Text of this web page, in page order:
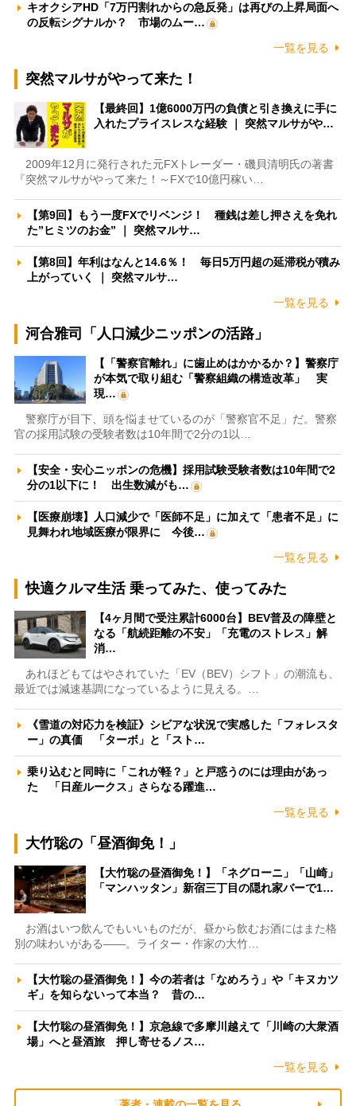
キオクシアHD「7万円割れからの急反発」は再びの上昇局面へ
の反転シグナルか？ 市場のムー…
一覧を見る
突然マルサがやって来た！
【最終回】1億6000万円の負債と引き換えに手に
入れたプライスレスな経験 ｜ 突然マルサがや…
2009年12月に発行された元FXトレーダー・磯貝清明氏の著書
『突然マルサがやって来た！～FXで10億円稼い…
【第9回】もう一度FXでリベンジ！ 種銭は差し押さえを免れ
た”ヒミツのお金” ｜ 突然マルサ…
【第8回】年利はなんと14.6％！ 毎日5万円超の延滞税が積み
上がっていく ｜ 突然マルサ…
一覧を見る
河合雅司「人口減少ニッポンの活路」
【「警察官離れ」に歯止めはかかるか？】警察庁
が本気で取り組む「警察組織の構造改革」 実
現…
警察庁が目下、頭を悩ませているのが「警察官不足」だ。警察
官の採用試験の受験者数は10年間で2分の1以…
【安全・安心ニッポンの危機】採用試験受験者数は10年間で2
分の1以下に！ 出生数減がも…
【医療崩壊】人口減少で「医師不足」に加えて「患者不足」に
見舞われ地域医療が限界に 今後…
一覧を見る
快適クルマ生活 乗ってみた、使ってみた
【4ヶ月間で受注累計6000台】BEV普及の障壁と
なる「航続距離の不安」「充電のストレス」解
消…
あれほどもてはやされていた「EV（BEV）シフト」の潮流も、
最近では減速基調になっているように見える。…
《雪道の対応力を検証》シビアな状況で実感した「フォレスタ
ー」の真価 「ターボ」と「スト…
乗り込むと同時に「これが軽？」と戸惑うのには理由があっ
た 「日産ルークス」さらなる躍進…
一覧を見る
大竹聡の「昼酒御免！」
【大竹聡の昼酒御免！】「ネグローニ」「山崎」
「マンハッタン」新宿三丁目の隠れ家バーで1…
お酒はいつ飲んでもいいものだが、昼から飲むお酒にはまた格
別の味わいがある――。ライター・作家の大竹…
【大竹聡の昼酒御免！】今の若者は「なめろう」や「キヌカツ
ギ」を知らないって本当？ 昔の…
【大竹聡の昼酒御免！】京急線で多摩川越えて「川崎の大衆酒
場」へと昼酒旅 押し寄せるノス…
一覧を見る